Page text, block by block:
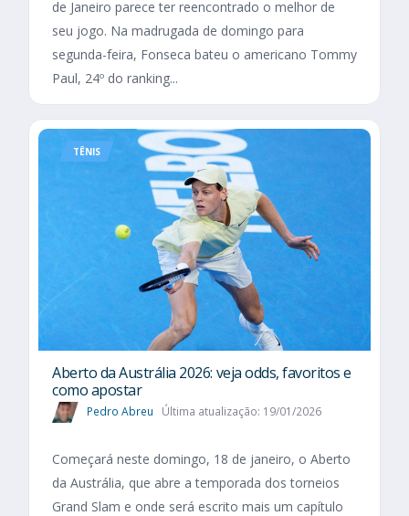
de Janeiro parece ter reencontrado o melhor de
seu jogo. Na madrugada de domingo para
segunda-feira, Fonseca bateu o americano Tommy
Paul, 24º do ranking...
TÊNIS
Aberto da Austrália 2026: veja odds, favoritos e
como apostar
Pedro Abreu Última atualização: 19/01/2026
Começará neste domingo, 18 de janeiro, o Aberto
da Austrália, que abre a temporada dos torneios
Grand Slam e onde será escrito mais um capítulo